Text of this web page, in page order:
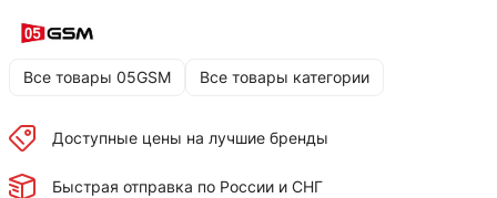
Все товары 05GSM Все товары категории
Доступные цены на лучшие бренды
Быстрая отправка по России и СНГ